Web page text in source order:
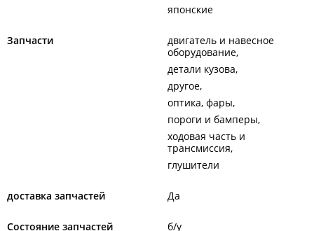
японские
Запчасти
двигатель и навесное
оборудование
детали кузова
другое
оптика, фары
пороги и бамперы
ходовая часть и
трансмиссия
глушители
доставка запчастей Да
Состояние запчастей б/у